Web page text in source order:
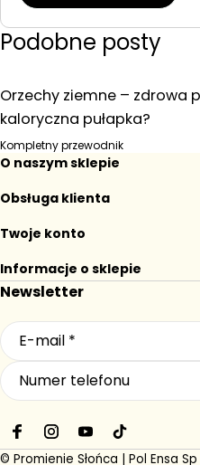
Podobne posty
Orzechy ziemne – zdrowa
kaloryczna pułapka?
Kompletny przewodnik
O naszym sklepie
Obsługa klienta
Twoje konto
Informacje o sklepie
Newsletter
F
a
I
n
Y
o
T
© Promienie Słońca | Pol Ensa